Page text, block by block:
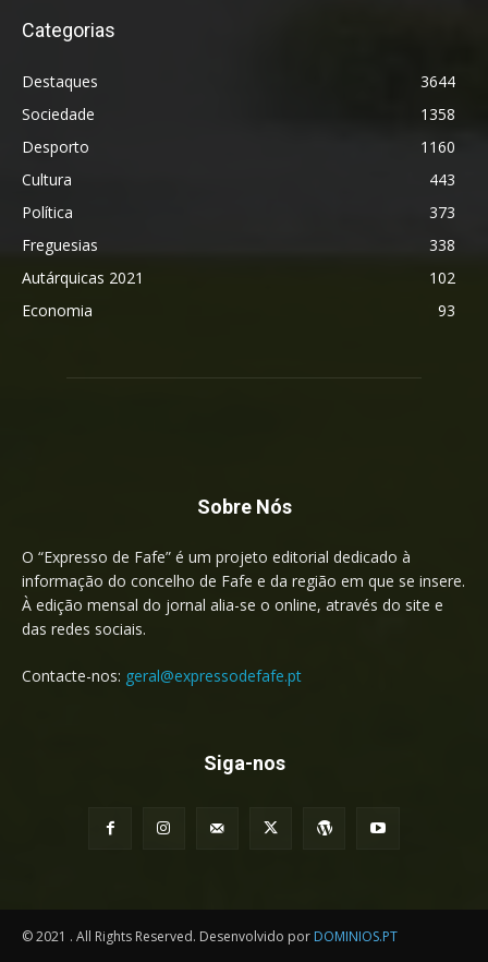
Categorias
Destaques
3644
Sociedade
1358
Desporto
1160
Cultura
443
Política
373
Freguesias
338
Autárquicas 2021
102
Economia
93
Sobre Nós
O “Expresso de Fafe” é um projeto editorial dedicado à
informação do concelho de Fafe e da região em que se insere.
À edição mensal do jornal alia-se o online, através do site e
das redes sociais.
Contacte-nos: geral@expressodefafe.pt
Siga-nos
© 2021 . All Rights Reserved. Desenvolvido por DOMINIOS.PT